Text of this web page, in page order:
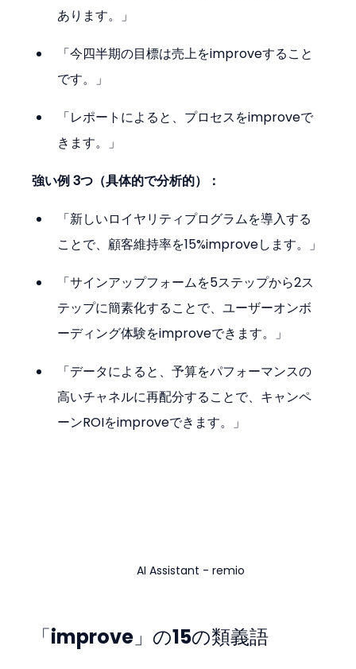
あります。」
「今四半期の目標は売上をimproveすること
です。」
「レポートによると、プロセスをimproveで
きます。」
強い例 3つ（具体的で分析的）：
「新しいロイヤリティプログラムを導入する
ことで、顧客維持率を15%improveします。」
「サインアップフォームを5ステップから2ス
テップに簡素化することで、ユーザーオンボ
ーディング体験をimproveできます。」
「データによると、予算をパフォーマンスの
高いチャネルに再配分することで、キャンペ
ーンROIをimproveできます。」
AI Assistant - remio
「improve」の15の類義語